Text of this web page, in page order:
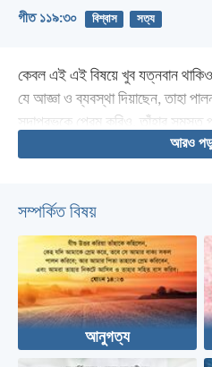
গীত ১১৯:৩০ বিশ্বাস সত্য
কেবল এই এই বিষয়ে খুব যত্নবান
যে আজ্ঞা ও ব্যবস্থা দিয়াছেন, তাহা
সদাপ্রভুকে প্রেম করিও, তাঁহার সমস্ত
করিও, তাঁহাতে আসক্ত থাকিও, এবং
আরও
সম্পর্কিত বিষয়
আনুগত্য